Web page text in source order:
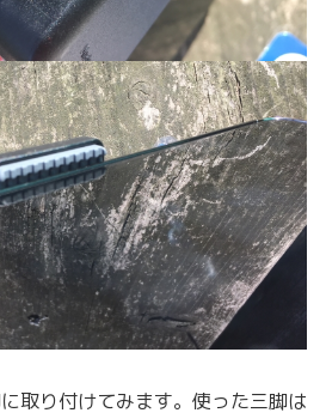
取り付けてみます。使った三脚は